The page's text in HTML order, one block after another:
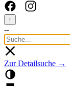
↑
--
Zur Detailsuche →